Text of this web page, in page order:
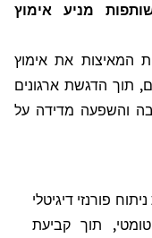
מניע אימוץ
המאיצות את אימוץ
תוך הדגשת ארגונים
והשפעה מדידה על
פורנזי דיגיטלי
תוך קביעת